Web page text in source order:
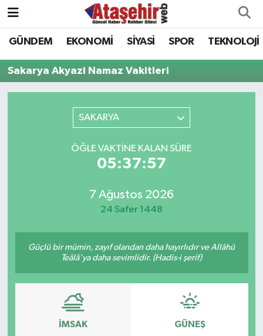
GÜNDEM EKONOMİ SİYASİ SPOR TEKNOLOJİ
Sakarya Akyazi Namaz Vakitleri
SAKARYA
ÖĞLE VAKTINE KALAN SÜRE
05:37:57
7 Ağustos 2026
24 Safer 1448
Güçlü bir mümin, zayıf olandan daha hayırlıdır ve Allâhü
Teâlâ'ya daha sevimlidir. (Hadis-i şerif)
İMSAK GÜNEŞ
Hava Durumu
Trafik Durumu
Son Dakika Haberleri